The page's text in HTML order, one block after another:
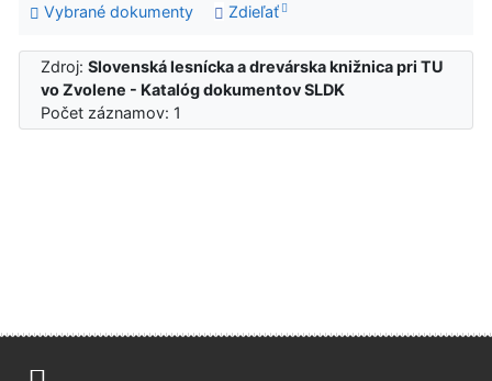
Vybrané dokumenty
Zdieľať
Zdroj:Slovenská lesnícka a drevárska knižnica pri TU
vo Zvolene - Katalóg dokumentov SLDK
Počet záznamov: 1